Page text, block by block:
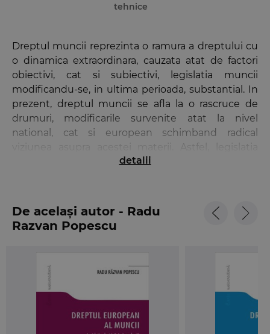
tehnice
Dreptul muncii reprezinta o ramura a dreptului cu
o dinamica extraordinara, cauzata atat de factori
obiectivi, cat si subiectivi, legislatia muncii
modificandu-se, in ultima perioada, substantial. In
prezent, dreptul muncii se afla la o rascruce de
drumuri, modificarile survenite atat la nivel
national, cat si european schimband radical
viziunea asupra acestei materii. Astfel, legislatia
muncii a mers in directia flexibilizarii raporturilor de
viitor se urmareste impunerea unui nou concept –
mobication –, care pune accent pe mobilitatea si
formarea lucratorilor aflati pe piata muncii.
jurisprudenta
analizeaza in 15 capitole toate
institutiile fundamentale ale dreptului muncii,
punand accent, in primul rand, pe latura practica,
prin includerea unor studii de caz de actualitate
atat din jurisprudenta interna, cat si din cea a
detalii
De același autor - Radu
Razvan Popescu